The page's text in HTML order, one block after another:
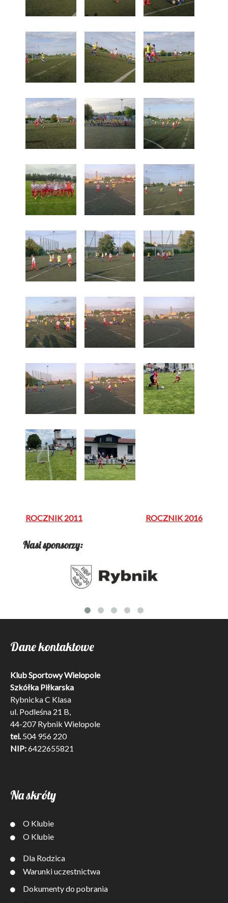
Nawigacja
ROCZNIK 2011 ROCZNIK 2016
Nasi sponsorzy:
Dane kontaktowe
Klub Sportowy Wielopole
Szkółka Piłkarska
Rybnicka C Klasa
ul. Podleśna 21 B,
44-207 Rybnik Wielopole
tel. 504 956 220
NIP:6422655821
Na skróty
O Klubie
O Klubie
Dla Rodzica
Warunki uczestnictwa
Dokumenty do pobrania